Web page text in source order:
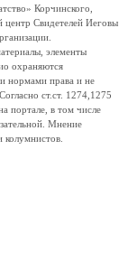
Корчинского,
центр Свидетелей Иеговы
элементы
охраняются
нормами права и не
ст.ст. 1274,1275
портале, в том числе
Мнение